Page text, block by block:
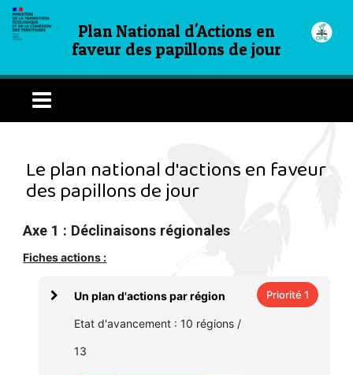
Plan National d'Actions en
faveur des papillons de jour
Le plan national d'actions en faveur
des papillons de jour
Axe 1 : Déclinaisons régionales
Fiches actions :
Un plan d'actions par région Priorité 1
Etat d'avancement : 10 régions /
13